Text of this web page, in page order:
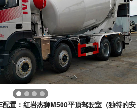
配置：红岩杰狮M500平顶驾驶室（独特的安